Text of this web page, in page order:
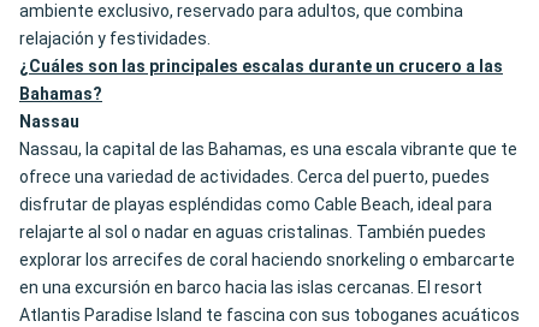
ambiente exclusivo, reservado para adultos, que combina
relajación y festividades.
¿Cuáles son las principales escalas durante un crucero a las
Bahamas?
Nassau
Nassau, la capital de las Bahamas, es una escala vibrante que te
ofrece una variedad de actividades. Cerca del puerto, puedes
disfrutar de playas espléndidas como Cable Beach, ideal para
relajarte al sol o nadar en aguas cristalinas. También puedes
explorar los arrecifes de coral haciendo snorkeling o embarcarte
en una excursión en barco hacia las islas cercanas. El resort
Atlantis Paradise Island te fascina con sus toboganes acuáticos